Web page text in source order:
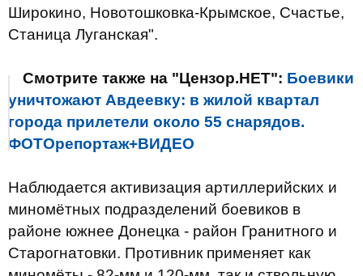
Широкино, Новотошковка-Крымское, Счастье,
Станица Луганская".
Смотрите также на "Цензор.НЕТ": Боевики
уничтожают Авдеевку: в жилой квартал
города прилетели около 55 снарядов.
ФОТОрепортаж+ВИДЕО
Наблюдается активизация артиллерийских и
миномётных подразделений боевиков в
районе южнее Донецка - район Гранитного и
Старогнатовки. Противник применяет как